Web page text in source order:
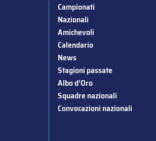
Campionati
Nazionali
Amichevoli
Calendario
News
Stagioni passate
Albo d’Oro
Squadre nazionali
Convocazioni nazionali